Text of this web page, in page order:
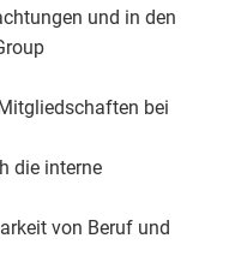
und in den
bei
die interne
von Beruf und